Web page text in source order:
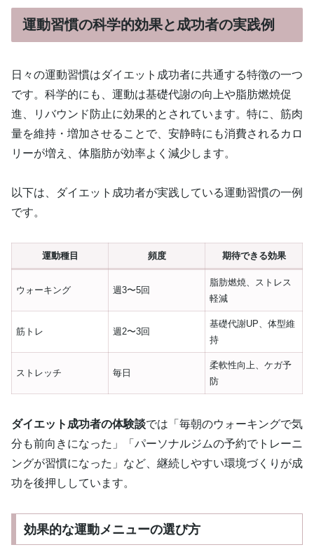
運動習慣の科学的効果と成功者の実践例
日々の運動習慣はダイエット成功者に共通する特徴の一つ
です。科学的にも、運動は基礎代謝の向上や脂肪燃焼促
進、リバウンド防止に効果的とされています。特に、筋肉
量を維持・増加させることで、安静時にも消費されるカロ
リーが増え、体脂肪が効率よく減少します。
以下は、ダイエット成功者が実践している運動習慣の一例
です。
運動種目 頻度 期待できる効果
ウォーキング 週3〜5回
脂肪燃焼、ストレス
軽減
筋トレ 週2〜3回
基礎代謝UP、体型維
持
ストレッチ 毎日
柔軟性向上、ケガ予
防
ダイエット成功者の体験談では「毎朝のウォーキングで気
分も前向きになった」「パーソナルジムの予約でトレーニ
ングが習慣になった」など、継続しやすい環境づくりが成
功を後押ししています。
効果的な運動メニューの選び方